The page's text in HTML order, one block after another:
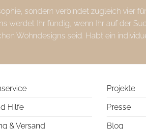
sondern verbindet zugleich vier
werdet Ihr fündig, wenn Ihr auf der
Wohndesigns seid. Habt ein
Hilfe
& Versand
Projekte
Presse
Blog